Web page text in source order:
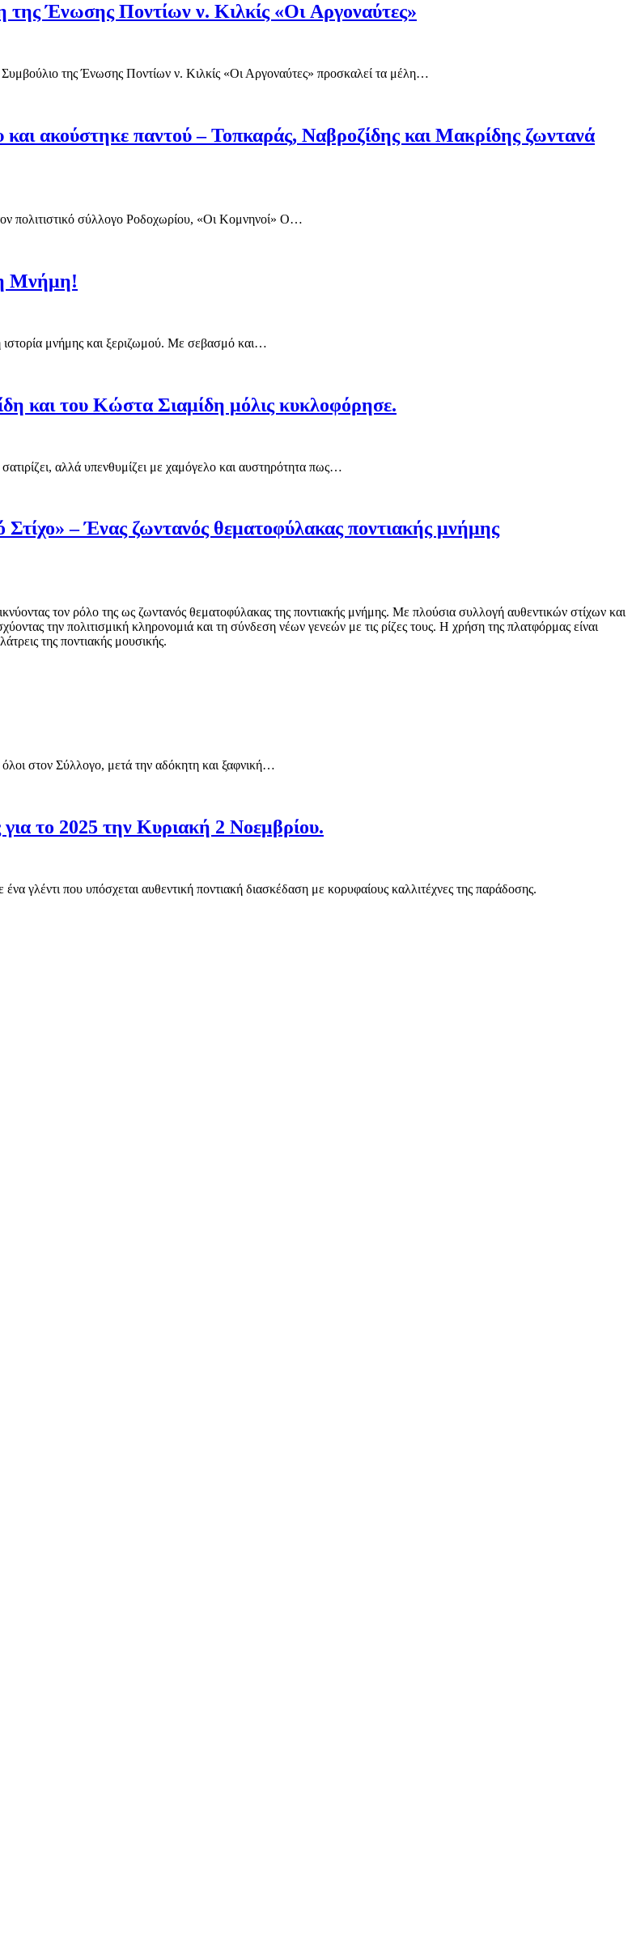
Ένωσης Ποντίων ν. Κιλκίς «Οι Αργοναύτες»
της Ένωσης Ποντίων ν. Κιλκίς «Οι Αργοναύτες» προσκαλεί τα μέλη…
ακούστηκε παντού – Τοπκαράς, Ναβροζίδης και Μακρίδης ζωντανά
πολιτιστικό σύλλογο Ροδοχωρίου, «Οι Κομνηνοί» Ο…
Μνήμη!
ιστορία μνήμης και ξεριζωμού. Με σεβασμό και…
και του Κώστα Σιαμίδη μόλις κυκλοφόρησε.
αλλά υπενθυμίζει με χαμόγελο και αυστηρότητα πως…
Στίχο» – Ένας ζωντανός θεματοφύλακας ποντιακής μνήμης
τον ρόλο της ως ζωντανός θεματοφύλακας της ποντιακής μνήμης. Με πλούσια συλλογή αυθεντικών στίχων και
την πολιτισμική κληρονομιά και τη σύνδεση νέων γενεών με τις ρίζες τους. Η χρήση της πλατφόρμας είναι
της ποντιακής μουσικής.
στον Σύλλογο, μετά την αδόκητη και ξαφνική…
το 2025 την Κυριακή 2 Νοεμβρίου.
γλέντι που υπόσχεται αυθεντική ποντιακή διασκέδαση με κορυφαίους καλλιτέχνες της παράδοσης.